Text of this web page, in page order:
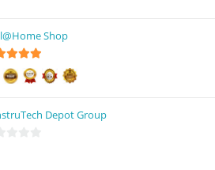
Shop
5
Depot Group